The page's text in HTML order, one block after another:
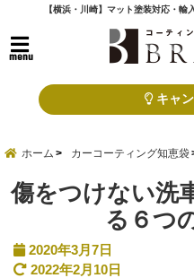
【横浜・川崎】マット塗装対応・
menu
キャ
ホーム カーコーティング知恵袋
傷をつけない洗
る６つ
2020年3月7日
2022年2月10日